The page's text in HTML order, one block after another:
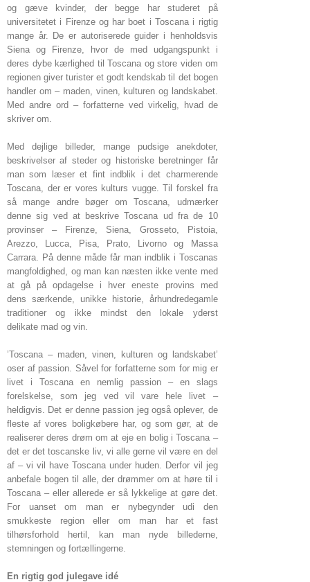
og gæve kvinder, der begge har studeret på
universitetet i Firenze og har boet i Toscana i rigtig
mange år. De er autoriserede guider i henholdsvis
Siena og Firenze, hvor de med udgangspunkt i
deres dybe kærlighed til Toscana og store viden om
regionen giver turister et godt kendskab til det bogen
handler om – maden, vinen, kulturen og landskabet.
Med andre ord – forfatterne ved virkelig, hvad de
skriver om.
Med dejlige billeder, mange pudsige anekdoter,
beskrivelser af steder og historiske beretninger får
man som læser et fint indblik i det charmerende
Toscana, der er vores kulturs vugge. Til forskel fra
så mange andre bøger om Toscana, udmærker
denne sig ved at beskrive Toscana ud fra de 10
provinser – Firenze, Siena, Grosseto, Pistoia,
Arezzo, Lucca, Pisa, Prato, Livorno og Massa
Carrara. På denne måde får man indblik i Toscanas
mangfoldighed, og man kan næsten ikke vente med
at gå på opdagelse i hver eneste provins med
dens særkende, unikke historie, århundredegamle
traditioner og ikke mindst den lokale yderst
delikate mad og vin.
’Toscana – maden, vinen, kulturen og landskabet’
oser af passion. Såvel for forfatterne som for mig er
livet i Toscana en nemlig passion – en slags
forelskelse, som jeg ved vil vare hele livet –
heldigvis. Det er denne passion jeg også oplever, de
fleste af vores boligkøbere har, og som gør, at de
realiserer deres drøm om at eje en bolig i Toscana –
det er det toscanske liv, vi alle gerne vil være en del
af – vi vil have Toscana under huden. Derfor vil jeg
anbefale bogen til alle, der drømmer om at høre til i
Toscana – eller allerede er så lykkelige at gøre det.
For uanset om man er nybegynder udi den
smukkeste region eller om man har et fast
tilhørsforhold hertil, kan man nyde billederne,
stemningen og fortællingerne.
En rigtig god julegave idé